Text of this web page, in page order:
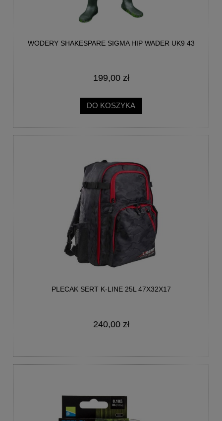
WODERY SHAKESPARE SIGMA HIP WADER UK9 43
199,00 zł
DO KOSZYKA
PLECAK SERT K-LINE 25L 47X32X17
240,00 zł